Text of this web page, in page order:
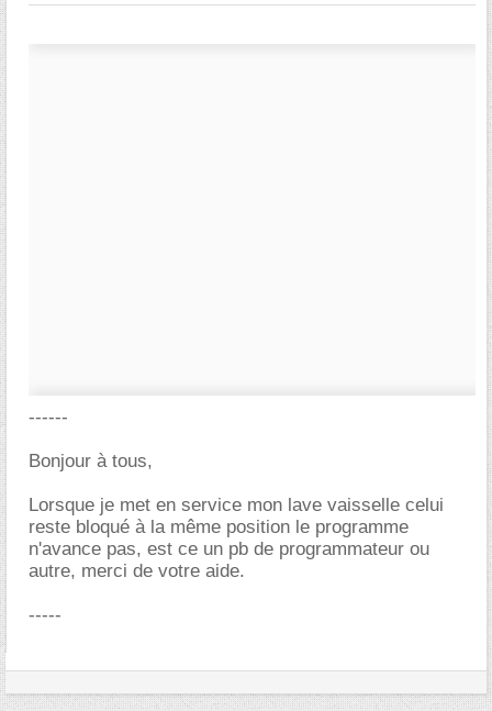
------
Bonjour à tous,
Lorsque je met en service mon lave vaisselle celui
reste bloqué à la même position le programme
n'avance pas, est ce un pb de programmateur ou
autre, merci de votre aide.
-----